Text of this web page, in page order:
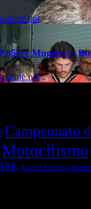
850cc Mugello 2:
Campeonato
Motocilismo
SBK Scooter Eléctrico